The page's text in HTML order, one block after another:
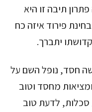
תיבה זו היא
פירוד איזה כח
יתברך.
חסד, נופל השם על
מחסד וטוב
סכלות, לדעת טוב